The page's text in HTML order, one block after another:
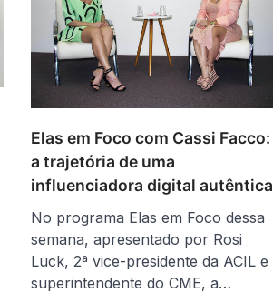
Elas em Foco com Cassi Facco:
a trajetória de uma
influenciadora digital autêntica
No programa Elas em Foco dessa
semana, apresentado por Rosi
Luck, 2ª vice-presidente da ACIL e
superintendente do CME, a…